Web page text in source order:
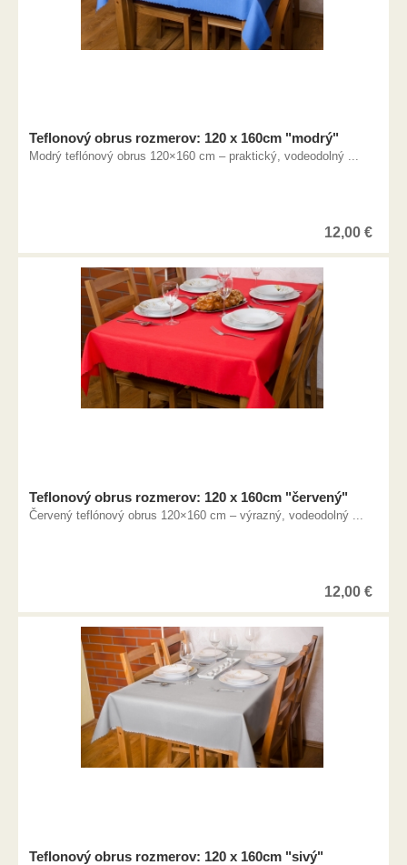
Teflonový obrus rozmerov: 120 x 160cm "modrý"
Modrý teflónový obrus 120×160 cm – praktický, vodeodolný ...
12,00 €
Teflonový obrus rozmerov: 120 x 160cm "červený"
Červený teflónový obrus 120×160 cm – výrazný, vodeodolný ...
12,00 €
Teflonový obrus rozmerov: 120 x 160cm "sivý"